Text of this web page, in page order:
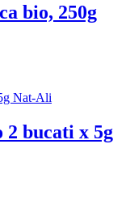
bio, 250g
2 bucati x 5g